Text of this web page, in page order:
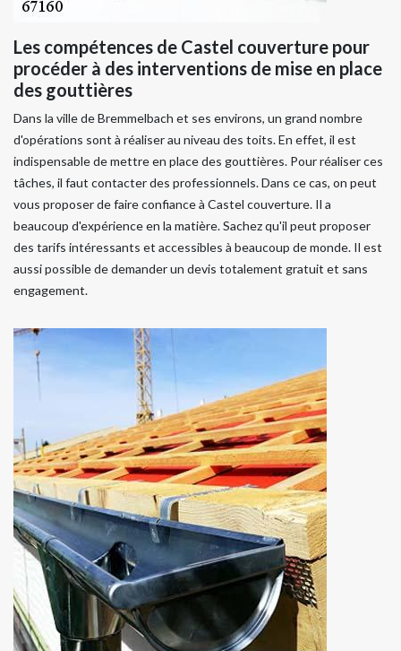
Les compétences de Castel couverture pour
procéder à des interventions de mise en place
des gouttières
Dans la ville de Bremmelbach et ses environs, un grand nombre
d'opérations sont à réaliser au niveau des toits. En effet, il est
indispensable de mettre en place des gouttières. Pour réaliser ces
tâches, il faut contacter des professionnels. Dans ce cas, on peut
vous proposer de faire confiance à Castel couverture. Il a
beaucoup d'expérience en la matière. Sachez qu'il peut proposer
des tarifs intéressants et accessibles à beaucoup de monde. Il est
aussi possible de demander un devis totalement gratuit et sans
engagement.